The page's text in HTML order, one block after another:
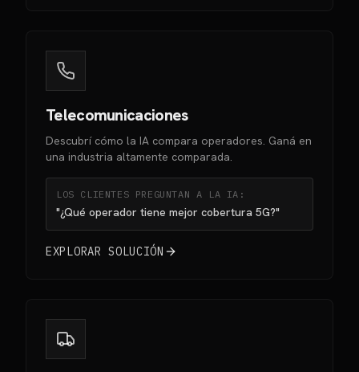
Telecomunicaciones
Descubrí cómo la IA compara operadores. Ganá en
una industria altamente comparada.
LOS CLIENTES PREGUNTAN A LA IA:
"¿Qué operador tiene mejor cobertura 5G?"
EXPLORAR SOLUCIÓN